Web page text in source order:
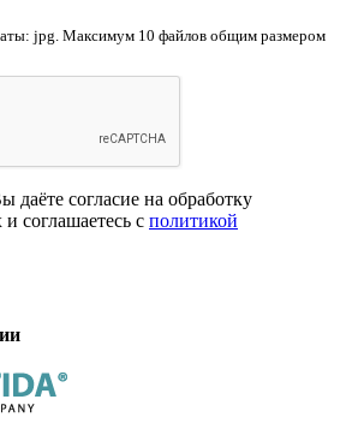
jpg. Максимум 10 файлов общим размером
согласие на обработку
соглашаетесь с политикой